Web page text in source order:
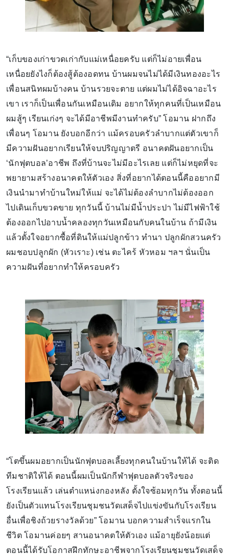
“เก็บของเก่าขวดเก่ากับแม่เหนื่อยครับ แต่ก็ไม่อายเพื่อน
เหนื่อยยังไงก็ต้องสู้ต้องอดทน บ้านผมจนไม่ได้มีเงินทองอะไร
เพื่อนสนิทผมบ้างคน บ้านรวยจะตาย แต่ผมไม่ได้อิจฉาอะไร
เขา เราก็เป็นเพื่อนกันเหมือนเดิม อยากให้ทุกคนที่เป็นเหมือน
ผมสู้ๆ เรียนเก่งๆ จะได้มีอาชีพมีงานทำครับ” โอมาน ฝากถึง
เพื่อนๆ โอมาน ยังบอกอีกว่า แม้ครอบครัวลำบากแต่ตัวเขาก็
มีความฝันอยากเรียนให้จบปริญญาตรี อนาคตฝันอยากเป็น
‘นักฟุตบอล’อาชีพ ถึงที่บ้านจะไม่มีอะไรเลย แต่ก็ไม่หยุดที่จะ
พยายามสร้างอนาคตให้ตัวเอง สิ่งที่อยากได้ตอนนี้คืออยากมี
เงินนำมาทำบ้านใหม่ให้แม่ จะได้ไม่ต้องลำบากไม่ต้องออก
ไปเดินเก็บขวดขาย ทุกวันนี้ บ้านไม่มีน้ำประปา ไม่มีไฟฟ้าใช้
ต้องออกไปอาบน้ำคลองทุกวันเหมือนกับคนในบ้าน ถ้ามีเงิน
แล้วตั้งใจอยากซื้อที่ดินให้แม่ปลูกข้าว ทำนา ปลูกผักสวนครัว
ผมชอบปลูกผัก (หัวเราะ) เช่น ตะไคร้ หัวหอม ฯลฯ นั่นเป็น
ความฝันที่อยากทำให้ครอบครัว
“โตขึ้นผมอยากเป็นนักฟุตบอลเลี้ยงทุกคนในบ้านให้ได้ จะติด
ทีมชาติให้ได้ ตอนนี้ผมเป็นนักกีฬาฟุตบอลตัวจริงของ
โรงเรียนแล้ว เล่นตำแหน่งกองหลัง ตั้งใจซ้อมทุกวัน ทั้งตอนนี้
ยังเป็นตัวแทนโรงเรียนชุมชนวัดเสด็จไปแข่งขันกับโรงเรียน
อื่นเพื่อชิงถ้วยรางวัลด้วย” โอมาน บอกความสำเร็จแรกใน
ชีวิต โอมานค่อยๆ สานอนาคตให้ตัวเอง แม้อายุยังน้อยแต่
ตอนนี้ได้รับโอกาสฝึกทักษะอาชีพจากโรงเรียนชุมชนวัดเสด็จ